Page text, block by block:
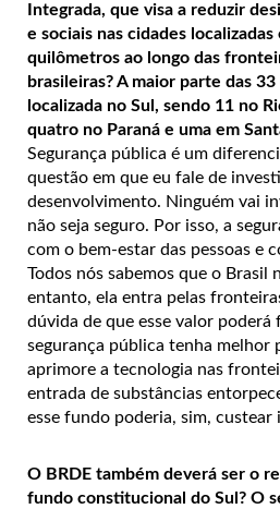
Integrada, que visa a reduzir
e sociais nas cidades
quilômetros ao longo das
brasileiras? A maior parte das
localizada no Sul, sendo 11 no
quatro no Paraná e uma em
Segurança pública é um
questão em que eu fale de
desenvolvimento. Ninguém vai
não seja seguro. Por isso, a
com o bem-estar das pessoas e
Todos nós sabemos que o Brasil
entanto, ela entra pelas
dúvida de que esse valor poderá
segurança pública tenha melhor
aprimore a tecnologia nas
entrada de substâncias
esse fundo poderia, sim, custear
O BRDE também deverá ser o
fundo constitucional do Sul? O